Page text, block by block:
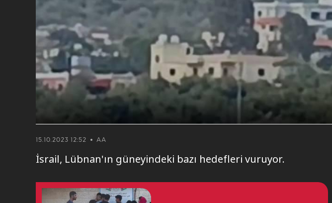
15.10.2023 12:52 AA
İsrail, Lübnan'ın güneyindeki bazı hedefleri vuruyor.